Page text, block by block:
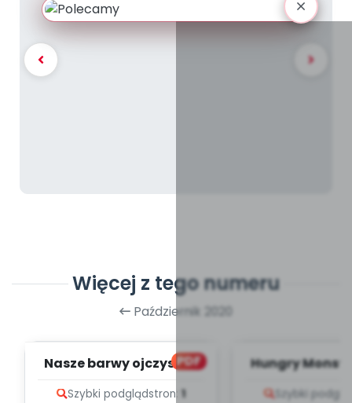
Więcej z tego numeru
Październik 2020
PDF
Nasze barwy ojczyste -
Szybki podglądstron: 1
Hungry
Szybki